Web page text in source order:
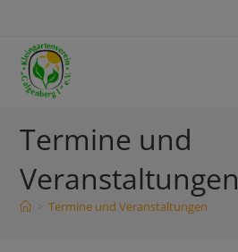
Termine und
Veranstaltungen
Termine und Veranstaltungen